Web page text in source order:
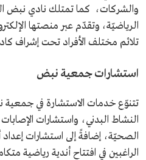
والشركات، كما تمتلك نادي نبض
الرياضيّة، وتقدّم عبر منصتها
تلائم مختلف الأفراد تحت إشراف
استشارات جمعية نبض
تتنوّع خدمات الاستشارة في جمعية
النشاط البدني، واستشارات
الصحيّة، إضافةً إلى استشارات إعداد
الراغبين في افتتاح أندية رياضية